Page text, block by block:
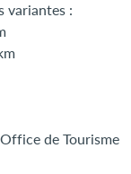
variantes :
de Tourisme